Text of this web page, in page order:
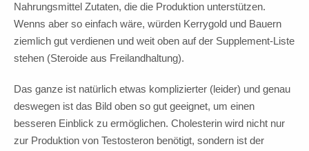
Nahrungsmittel Zutaten, die die Produktion unterstützen.
Wenns aber so einfach wäre, würden Kerrygold und Bauern
ziemlich gut verdienen und weit oben auf der Supplement-Liste
stehen (Steroide aus Freilandhaltung).
Das ganze ist natürlich etwas komplizierter (leider) und genau
deswegen ist das Bild oben so gut geeignet, um einen
besseren Einblick zu ermöglichen. Cholesterin wird nicht nur
zur Produktion von Testosteron benötigt, sondern ist der